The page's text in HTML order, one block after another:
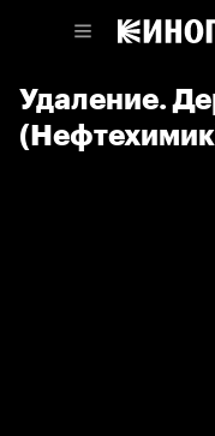
Удаление.